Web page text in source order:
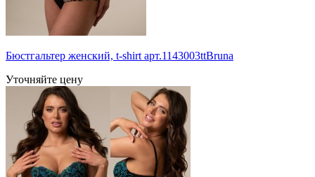
Бюстгальтер женский, t-shirt арт.1143003ttBruna
Уточняйте цену